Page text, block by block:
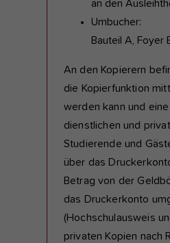
an den
Umbucher:
Bauteil A, Foyer
An den Kopierern
die Kopierfunktion
werden kann und
dienstlichen und
Studierende und
über das
Betrag von der
das Druckerkonto
(Hochschulausweis
privaten Kopien nach